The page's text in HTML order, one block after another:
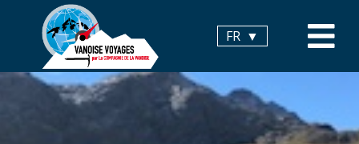
FR
Panneau de gestion des cookies